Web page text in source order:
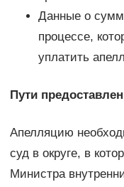
Данные о
процессе,
уплатить
Пути
Апелляцию
суд в округе, в
Министра